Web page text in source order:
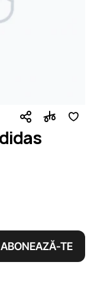
ABONEAZĂ-TE